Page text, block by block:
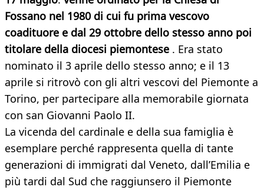
Fossano nel 1980 di cui fu prima vescovo
coadituore e dal 29 ottobre dello stesso anno poi
titolare della diocesi piemontese . Era stato
nominato il 3 aprile dello stesso anno; e il 13
aprile si ritrovò con gli altri vescovi del Piemonte a
Torino, per partecipare alla memorabile giornata
con san Giovanni Paolo II.
La vicenda del cardinale e della sua famiglia è
esemplare perché rappresenta quella di tante
generazioni di immigrati dal Veneto, dall’Emilia e
più tardi dal Sud che raggiunsero il Piemonte